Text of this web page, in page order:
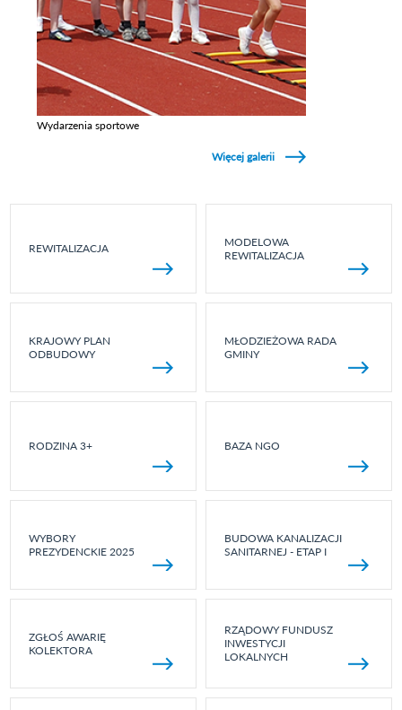
Wydarzenia sportowe
Więcej galerii
REWITALIZACJA
MODELOWA
REWITALIZACJA
KRAJOWY PLAN
ODBUDOWY
MŁODZIEŻOWA RADA
GMINY
RODZINA 3+ BAZA NGO
WYBORY
PREZYDENCKIE 2025
BUDOWA KANALIZACJI
SANITARNEJ - ETAP I
ZGŁOŚ AWARIĘ
KOLEKTORA
RZĄDOWY FUNDUSZ
INWESTYCJI
LOKALNYCH